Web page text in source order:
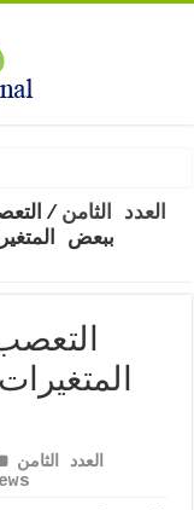
العدد الثامن /
ببعض
العدد الثامن